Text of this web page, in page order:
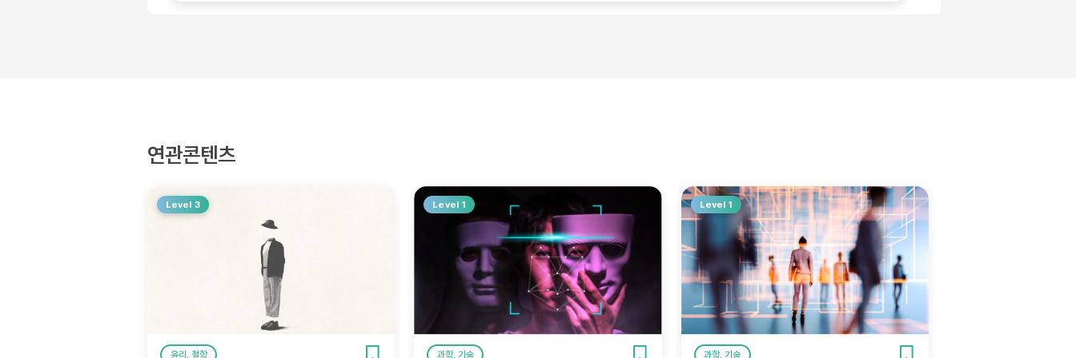
연관콘텐츠
Level 3
윤리, 철학
Level 1
과학, 기술
Level 1
과학, 기술